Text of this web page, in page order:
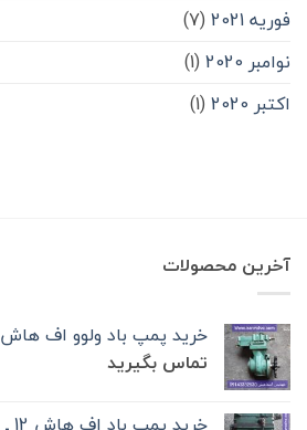
فوریه 2021
(7)
نوامبر 2020
(1)
اکتبر 2020
(1)
آخرین محصولات
خرید پمپ باد ولوو اف هاش 13 تک‌ پیستون -FH13
تماس بگیرید